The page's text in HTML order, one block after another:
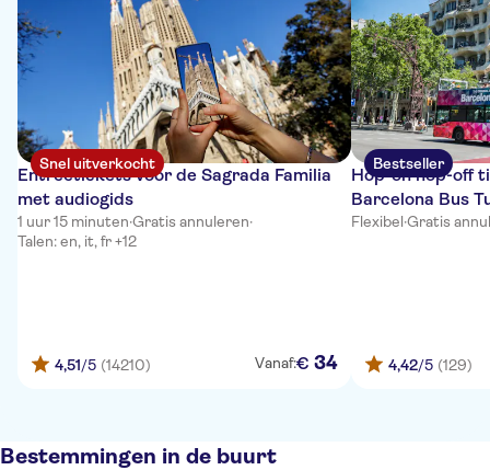
Snel uitverkocht
Entreetickets voor de Sagrada Familia
met audiogids
1 uur 15 minuten·Gratis annuleren·
Talen: en, it, fr +12
4,51/5 (14210) Vanaf:€ 34
Bestseller
Hop-on hop-off
Barcelona Bus
Flexibel·Gratis
4,42/5 (129)
Bestemmingen in de buurt